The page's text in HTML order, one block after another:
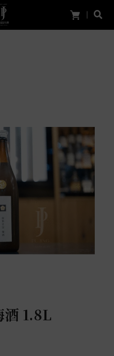
酒 1.8L